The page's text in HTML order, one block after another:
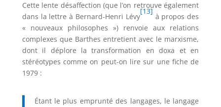
Cette lente désaffection (que l’on retrouve également
dans la lettre à Bernard-Henri Lévy
[13]
à propos des
« nouveaux philosophes ») renvoie aux relations
complexes que Barthes entretient avec le marxisme,
dont il déplore la transformation en doxa et en
stéréotypes comme on peut-on lire sur une fiche de
1979 :
Étant le plus emprunté des langages, le langage